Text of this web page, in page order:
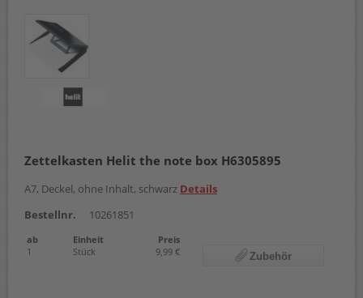
Zettelkasten Helit the note box H6305895
A7, Deckel, ohne Inhalt, schwarz Details
Bestellnr.
10261851
ab Einheit
Preis
1
Stück 9,99 € Zubehör